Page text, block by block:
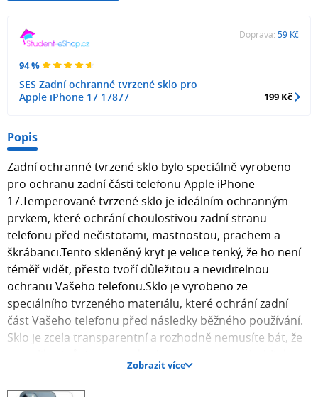
94 %
SES Zadní ochranné tvrzené sklo pro
Apple iPhone 17 17877
Doprava: 59 Kč
199 Kč
Popis
Zadní ochranné tvrzené sklo bylo speciálně vyrobeno
pro ochranu zadní části telefonu Apple iPhone
17.Temperované tvrzené sklo je ideálním ochranným
prvkem, které ochrání choulostivou zadní stranu
telefonu před nečistotami, mastnostou, prachem a
škrábanci.Tento skleněný kryt je velice tenký, že ho není
téměř vidět, přesto tvoří důležitou a neviditelnou
ochranu Vašeho telefonu.Sklo je vyrobeno ze
speciálního tvrzeného materiálu, které ochrání zadní
část Vašeho telefonu před následky běžného používání.
Sklo je zcela transparentní a rozhodně nemusíte bát, že
jako je to u obyčejných ochranných folií. Sklo se skládá z
několika vrstev, které dohromady zajišťují jeho pevnost a
Zobrazit více